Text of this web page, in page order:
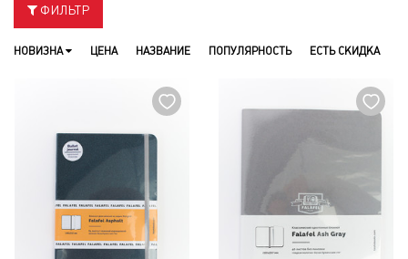
ФИЛЬТР
НОВИЗНА ЦЕНА НАЗВАНИЕ ПОПУЛЯРНОСТЬ ЕСТЬ СКИДКА